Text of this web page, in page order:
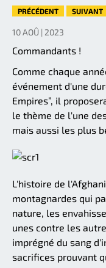
PRÉCÉDENT SUIVANT
10 AOÛ | 2023
Commandants !
Comme chaque
événement d'une
Empires”, il
le thème de l'une
mais aussi les plus
L'histoire de
montagnardes qui
nature, les
unes contre les
imprégné du sang
sacrifices prouvant